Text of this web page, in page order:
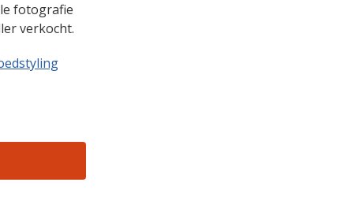
fotografie
verkocht.